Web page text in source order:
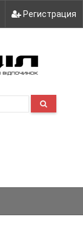
Регистрация